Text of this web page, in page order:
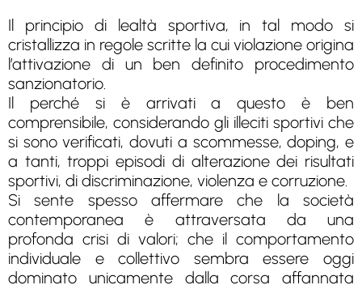
Il principio di lealtà sportiva, in tal modo si
cristallizza in regole scritte la cui violazione origina
l’attivazione di un ben definito procedimento
sanzionatorio.
Il perché si è arrivati a questo è ben
comprensibile, considerando gli illeciti sportivi che
si sono verificati, dovuti a scommesse, doping, e
a tanti, troppi episodi di alterazione dei risultati
sportivi, di discriminazione, violenza e corruzione.
Si sente spesso affermare che la società
contemporanea è attraversata da una
profonda crisi di valori; che il comportamento
individuale e collettivo sembra essere oggi
dominato unicamente dalla corsa affannata